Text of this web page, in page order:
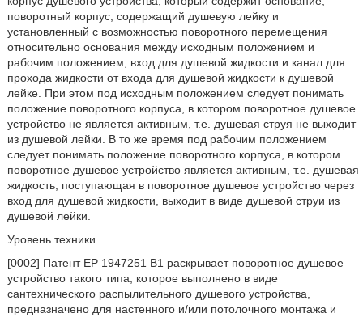
поворотный корпус, содержащий душевую лейку и
установленный с возможностью поворотного перемещения
относительно основания между исходным положением и
рабочим положением, вход для душевой жидкости и канал для
прохода жидкости от входа для душевой жидкости к душевой
лейке. При этом под исходным положением следует понимать
положение поворотного корпуса, в котором поворотное душевое
устройство не является активным, т.е. душевая струя не выходит
из душевой лейки. В то же время под рабочим положением
следует понимать положение поворотного корпуса, в котором
поворотное душевое устройство является активным, т.е. душевая
жидкость, поступающая в поворотное душевое устройство через
вход для душевой жидкости, выходит в виде душевой струи из
душевой лейки.
Уровень техники
[0002] Патент ЕР 1947251 В1 раскрывает поворотное душевое
устройство такого типа, которое выполнено в виде
сантехнического распылительного душевого устройства,
предназначено для настенного и/или потолочного монтажа и